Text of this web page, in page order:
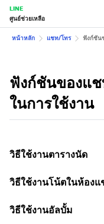
LINE
ศูนย์ช่วยเหลือ
หน้าหลัก แชท/โทร ฟังก์ชัน
ฟังก์ชันของแ
ในการใช้งาน
วิธีใช้งานตารางนัด
วิธีใช้งานโน้ตในห้อง
วิธีใช้งานอัลบั้ม